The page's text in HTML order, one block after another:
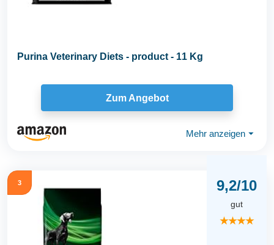
Purina Veterinary Diets - product - 11 Kg
Zum Angebot
Mehr anzeigen ⏷
3 9,2/10
gut
★★★★